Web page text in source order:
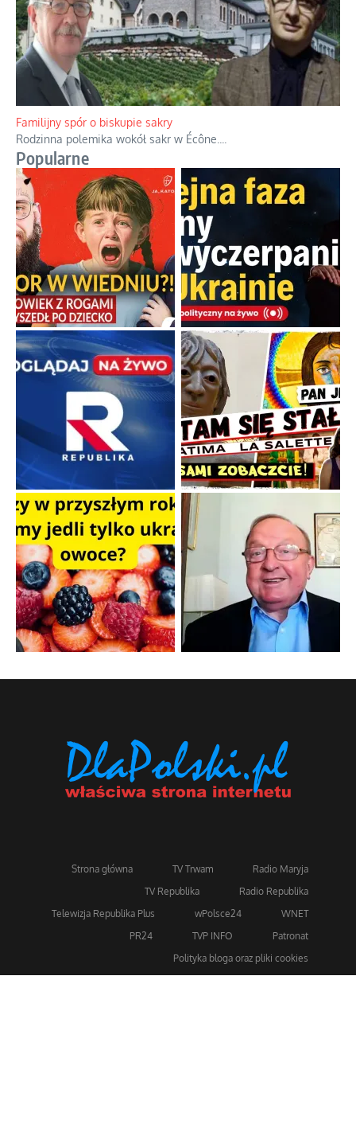
Familijny spór o biskupie sakry
Rodzinna polemika wokół sakr w Écône.
Popularne
Strona główna TV Trwam
Radio Maryja
TV Republika
Radio Republika
Telewizja Republika Plus
wPolsce24
WNET
PR24
TVP INFO
Patronat
Polityka bloga oraz pliki cookies